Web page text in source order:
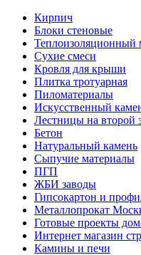
Кирпич
Блоки стеновые
Теплоизоляционный
Сухие смеси
Кровля для крыши
Плитка тротуарная
Пиломатериалы
Искусственный
Лестницы на второй
Бетон
Натуральный камень
Сыпучие материалы
ПГП
ЖБИ заводы
Гипсокартон и
Металлопрокат
Готовые проекты
Интернет магазин
Камины и печи